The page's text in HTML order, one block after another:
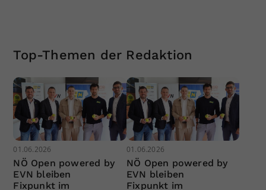
Top-Themen der Redaktion
01.06.2026
NÖ Open powered by
EVN bleiben
Fixpunkt im
01.06.2026
NÖ Open powered by
EVN bleiben
Fixpunkt im